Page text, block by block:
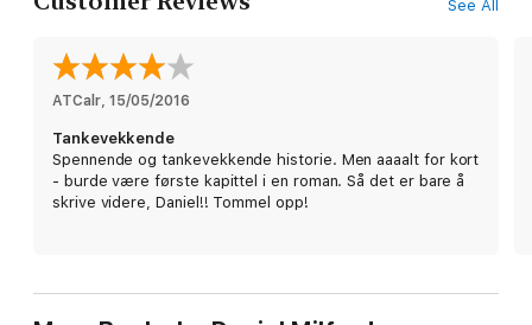
See All
ATCalr, 15/05/2016
Tankevekkende
Spennende og tankevekkende historie. Men aaaalt for kort
- burde være første kapittel i en roman. Så det er bare å
skrive videre, Daniel!! Tommel opp!